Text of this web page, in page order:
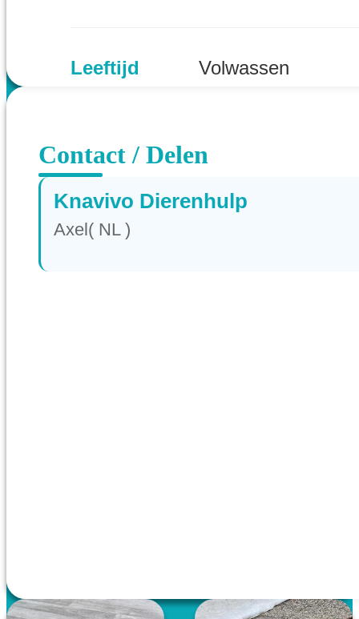
Leeftijd Volwassen
Provincie Zeeland (NL)
Contact / Delen
Knavivo Dierenhulp
Axel( NL )